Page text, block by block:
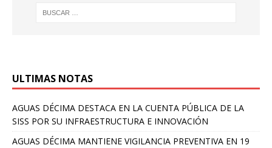
ULTIMAS NOTAS
AGUAS DÉCIMA DESTACA EN LA CUENTA PÚBLICA DE LA
SISS POR SU INFRAESTRUCTURA E INNOVACIÓN
AGUAS DÉCIMA MANTIENE VIGILANCIA PREVENTIVA EN 19